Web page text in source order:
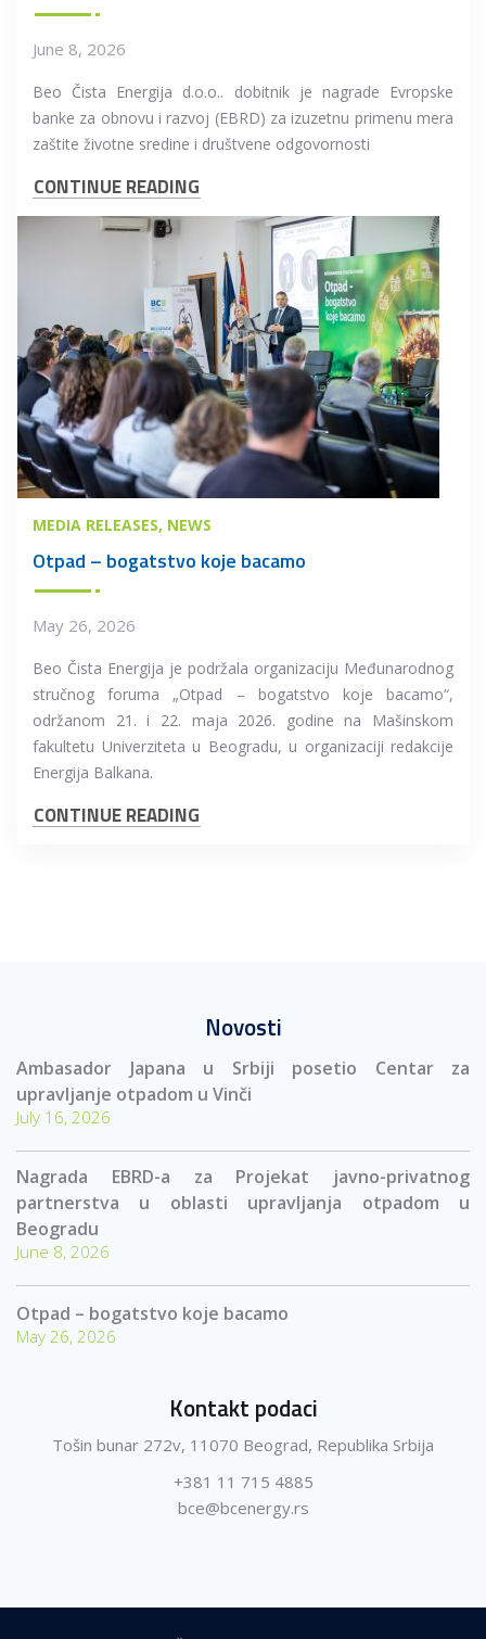
June 8, 2026
Beo Čista Energija d.o.o.. dobitnik je nagrade Evropske
banke za obnovu i razvoj (EBRD) za izuzetnu primenu mera
zaštite životne sredine i društvene odgovornosti
CONTINUE READING
MEDIA RELEASES NEWS
Otpad – bogatstvo koje bacamo
May 26, 2026
Beo Čista Energija je podržala organizaciju Međunarodnog
stručnog foruma „Otpad – bogatstvo koje bacamo“,
održanom 21. i 22. maja 2026. godine na Mašinskom
fakultetu Univerziteta u Beogradu, u organizaciji redakcije
Energija Balkana.
CONTINUE READING
Novosti
Ambasador Japana u Srbiji posetio Centar za
upravljanje otpadom u Vinči
July 16, 2026
Nagrada EBRD-a za Projekat javno-privatnog
partnerstva u oblasti upravljanja otpadom u
Beogradu
June 8, 2026
Otpad – bogatstvo koje bacamo
May 26, 2026
Kontakt podaci
Tošin bunar 272v, 11070 Beograd, Republika Srbija
+381 11 715 4885
bce@bcenergy.rs